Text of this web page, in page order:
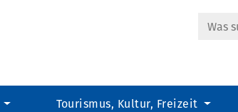
Tourismus, Kultur, Freizeit